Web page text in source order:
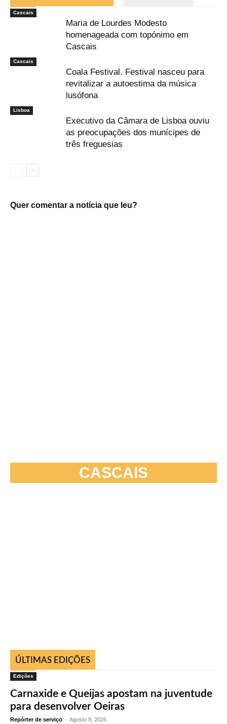
Cascais
Maria de Lourdes Modesto
homenageada com topónimo em
Cascais
Cascais
Coala Festival. Festival nasceu para
revitalizar a autoestima da música
lusófona
Lisboa
Executivo da Câmara de Lisboa ouviu
as preocupações dos munícipes de
três freguesias
Quer comentar a notícia que leu?
CASCAIS
ÚLTIMAS EDIÇÕES
Edições
Carnaxide e Queijas apostam na juventude
para desenvolver Oeiras
Repórter de serviço - Agosto 8, 2026